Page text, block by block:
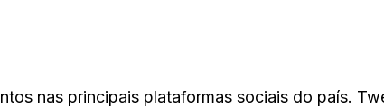
nas principais plataformas sociais do país.